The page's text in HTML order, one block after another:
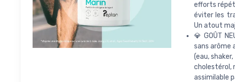
efforts
éviter les
Un atout
💎 GOÛT
sans arôme
(eau,
cholestérol,
assimilable